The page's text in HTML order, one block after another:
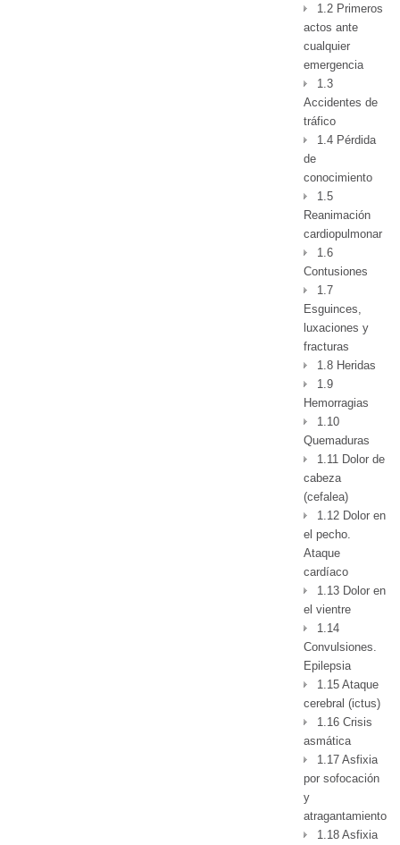
1.2 Primeros
actos ante
cualquier
emergencia
1.3
Accidentes de
tráfico
1.4 Pérdida
de
conocimiento
1.5
Reanimación
cardiopulmonar
1.6
Contusiones
1.7
Esguinces,
luxaciones y
fracturas
1.8 Heridas
1.9
Hemorragias
1.10
Quemaduras
1.11 Dolor de
cabeza
(cefalea)
1.12 Dolor en
el pecho.
Ataque
cardíaco
1.13 Dolor en
el vientre
1.14
Convulsiones.
Epilepsia
1.15 Ataque
cerebral (ictus)
1.16 Crisis
asmática
1.17 Asfixia
por sofocación
y
atragantamiento
1.18 Asfixia